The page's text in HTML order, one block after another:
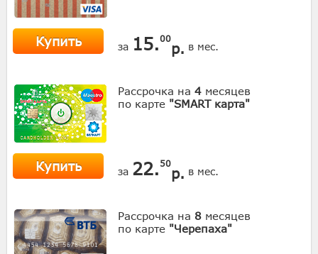
Купить за 15.00
р. в мес.
Рассрочка на 4 месяцев
по карте "SMART карта"
Купить за 22. 50
р. в мес.
Рассрочка на 8 месяцев
по карте "Черепаха"